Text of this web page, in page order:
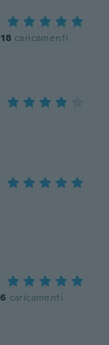
18 caricamenti
6 caricamenti